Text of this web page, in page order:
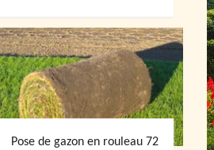
Pose de gazon en rouleau 72